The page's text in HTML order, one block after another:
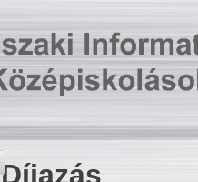
Díjazás